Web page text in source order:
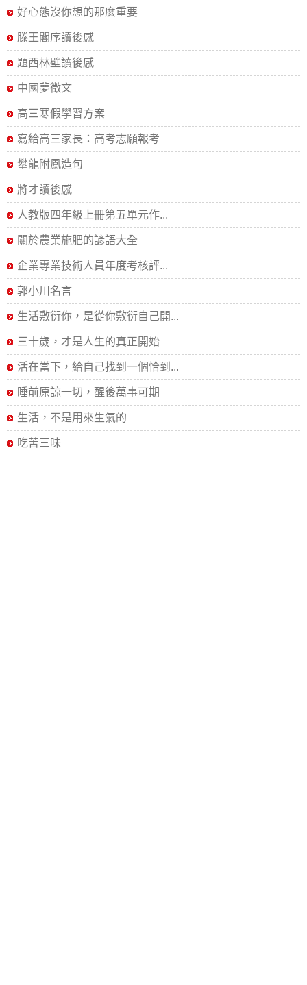
好心態沒你想的那麼重要
滕王閣序讀後感
題西林壁讀後感
中國夢徵文
高三寒假學習方案
寫給高三家長：高考志願報考
攀龍附鳳造句
將才讀後感
人教版四年級上冊第五單元作...
關於農業施肥的諺語大全
企業專業技術人員年度考核評...
郭小川名言
生活敷衍你，是從你敷衍自己開...
三十歲，才是人生的真正開始
活在當下，給自己找到一個恰到...
睡前原諒一切，醒後萬事可期
生活，不是用來生氣的
吃苦三味